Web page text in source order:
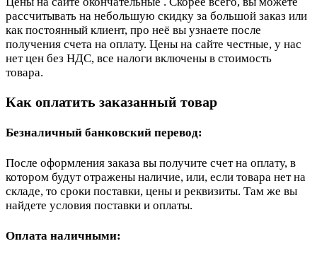
рассчитывать на небольшую скидку за большой заказ или
как постоянный клиент, про неё вы узнаете после
получения счета на оплату. Цены на сайте честные, у нас
нет цен без НДС, все налоги включены в стоимость
товара.
Как оплатить заказанный товар
Безналичный банковский перевод:
После оформления заказа вы получите счет на оплату, в
котором будут отражены наличие, или, если товара нет на
складе, то сроки поставки, цены и реквизиты. Там же вы
найдете условия поставки и оплаты.
Оплата наличными: